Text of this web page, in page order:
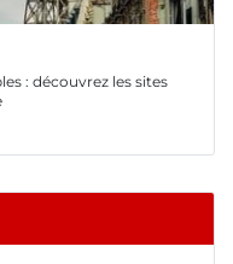
: découvrez les sites